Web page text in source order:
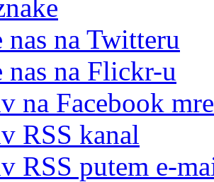
nas na Twitteru
nas na Flickr-u
na Facebook
RSS kanal
RSS putem e-